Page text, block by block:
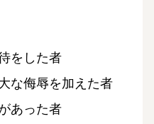
をした者
な侮辱を加えた者
あった者